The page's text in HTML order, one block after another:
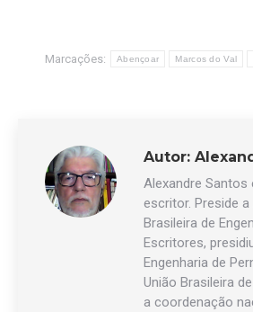
Marcações: Abençoar Marcos do Val
Autor:
Alexandre Santos
escritor. Preside
Brasileira de
Escritores,
Engenharia de
União Brasileira
a coordenação